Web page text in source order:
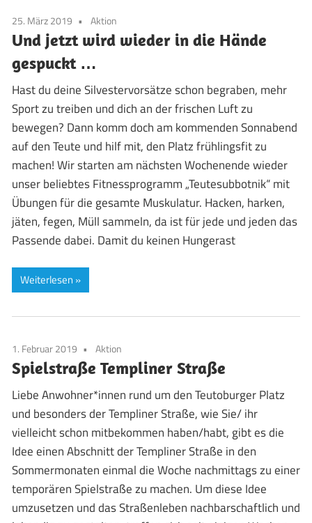
25. März 2019 Aktion
Und jetzt wird wieder in die Hände
gespuckt …
Hast du deine Silvestervorsätze schon begraben, mehr
Sport zu treiben und dich an der frischen Luft zu
bewegen? Dann komm doch am kommenden Sonnabend
auf den Teute und hilf mit, den Platz frühlingsfit zu
machen! Wir starten am nächsten Wochenende wieder
unser beliebtes Fitnessprogramm „Teutesubbotnik“ mit
Übungen für die gesamte Muskulatur. Hacken, harken,
jäten, fegen, Müll sammeln, da ist für jede und jeden das
Passende dabei. Damit du keinen Hungerast
Weiterlesen
1. Februar 2019 Aktion
Spielstraße Templiner Straße
Liebe Anwohner*innen rund um den Teutoburger Platz
und besonders der Templiner Straße, wie Sie/ ihr
vielleicht schon mitbekommen haben/habt, gibt es die
Idee einen Abschnitt der Templiner Straße in den
Sommermonaten einmal die Woche nachmittags zu einer
temporären Spielstraße zu machen. Um diese Idee
umzusetzen und das Straßenleben nachbarschaftlich und